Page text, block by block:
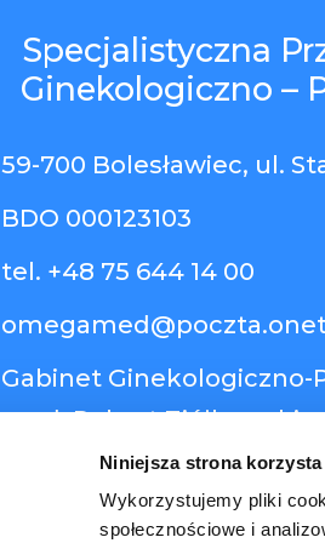
Niniejsza strona
Wykorzystujemy pliki
społecznościowe i
Specjalistyczna
Ginekologiczno –
59-700 Bolesławiec, ul.
BDO 000123103
tel. +48 75 644 14 00
Gabinet Ginekologiczno-
med. Robert Ziółkowski